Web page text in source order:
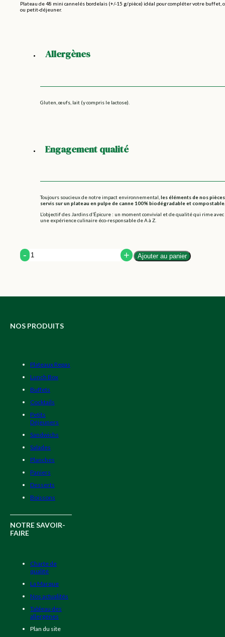
Plateau de 48 mini cannelés bordelais (+/-15 g/pièce) idéal pour compléter votre buffet,
ou petit-déjeuner.
Allergènes
Gluten, œufs, lait (y compris le lactose).
Engagement qualité
Toujours soucieux de notre impact environnemental, les éléments de nos
servis sur un plateau en pulpe de canne 100% biodégradable et compostable.
L’objectif des Jardins d’Épicure : un moment convivial et de qualité qui rime
une expérience culinaire éco-responsable de A à Z.
Quantity
Ajouter au panier
NOS PRODUITS
Plateaux Repas
Lunch Box
Buffets
Cocktails
Petits
Déjeuners
Sandwichs
Salades
Planches
Paniers
Desserts
Boissons
NOTRE SAVOIR-
FAIRE
Charte de
qualité
La Marque
Nos actualités
Tableau des
allergènes
Plan du site